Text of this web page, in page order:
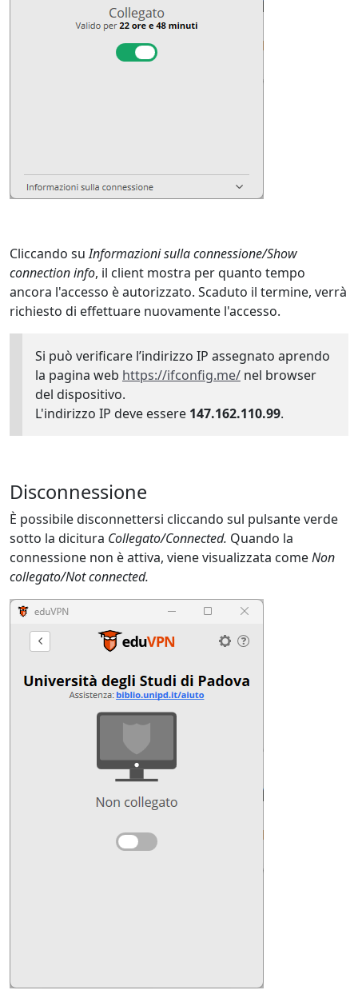
Cliccando suInformazioni sulla connessione/Show
connection info, il client mostra per quanto tempo
ancora l'accesso è autorizzato. Scaduto il termine, verrà
richiesto di effettuare nuovamente l'accesso.
Si può verificare l’indirizzo IP assegnato aprendo
la pagina web https://ifconfig.me/ nel browser
del dispositivo.
L'indirizzo IP deve essere 147.162.110.99.
Disconnessione
È possibile disconnettersi cliccando sul pulsante verde
sotto la dicitura Collegato/Connected. Quando la
connessione non è attiva, viene visualizzata comeNon
collegato/Not connected.